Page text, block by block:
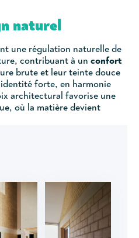
naturel
une régulation naturelle de
contribuant à un confort
brute et leur teinte douce
forte, en harmonie
architectural favorise une
où la matière devient